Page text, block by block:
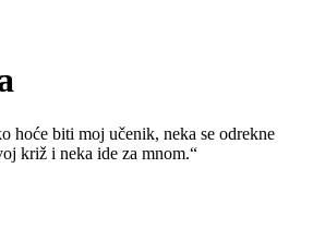
hoće biti moj učenik, neka se odrekne
križ i neka ide za mnom.“